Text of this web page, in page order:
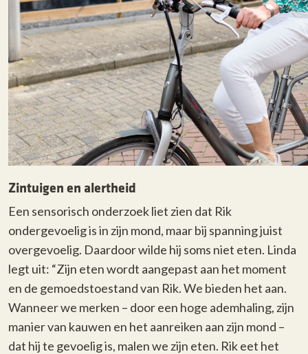
Zintuigen en alertheid
Een sensorisch onderzoek liet zien dat Rik
ondergevoelig is in zijn mond, maar bij spanning juist
overgevoelig. Daardoor wilde hij soms niet eten. Linda
legt uit: “Zijn eten wordt aangepast aan het moment
en de gemoedstoestand van Rik. We bieden het aan.
Wanneer we merken – door een hoge ademhaling, zijn
manier van kauwen en het aanreiken aan zijn mond –
dat hij te gevoelig is, malen we zijn eten. Rik eet het